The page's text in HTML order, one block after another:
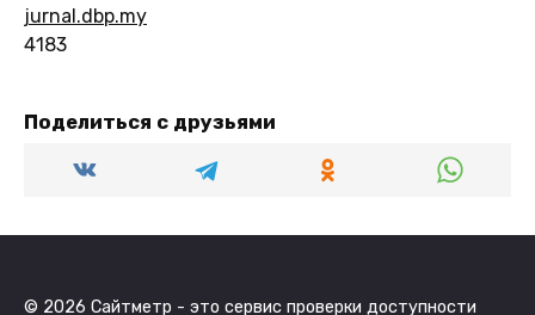
jurnal.dbp.my
4183
Поделиться с друзьями
© 2026 Сайтметр - это сервис проверки доступности